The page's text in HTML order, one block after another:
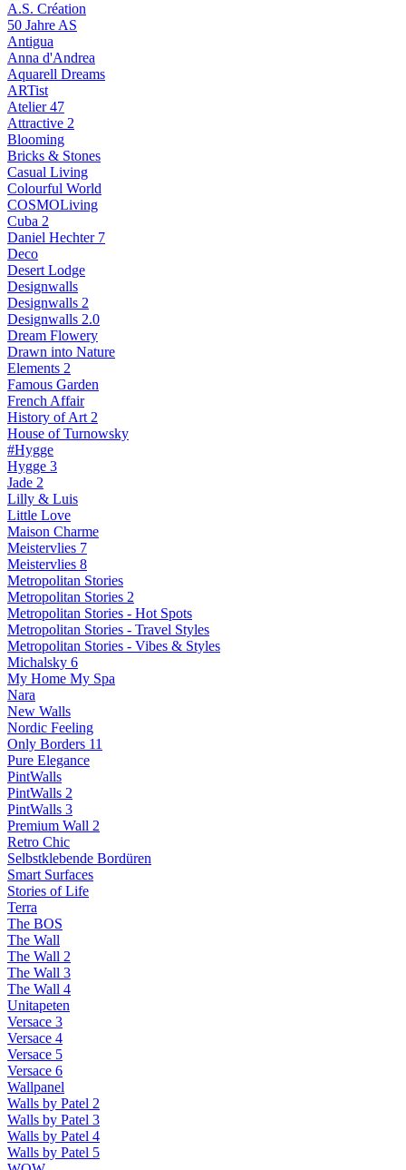
A.S. Création
50 Jahre AS
Antigua
Anna d'Andrea
Aquarell Dreams
ARTist
Atelier 47
Attractive 2
Blooming
Bricks & Stones
Casual Living
Colourful World
COSMOLiving
Cuba 2
Daniel Hechter 7
Deco
Desert Lodge
Designwalls
Designwalls 2
Designwalls 2.0
Dream Flowery
Drawn into Nature
Elements 2
Famous Garden
French Affair
History of Art 2
House of Turnowsky
#Hygge
Hygge 3
Jade 2
Lilly & Luis
Little Love
Maison Charme
Meistervlies 7
Meistervlies 8
Metropolitan Stories
Metropolitan Stories 2
Metropolitan Stories - Hot Spots
Metropolitan Stories - Travel Styles
Metropolitan Stories - Vibes & Styles
Michalsky 6
My Home My Spa
Nara
New Walls
Nordic Feeling
Only Borders 11
Pure Elegance
PintWalls
PintWalls 2
PintWalls 3
Premium Wall 2
Retro Chic
Selbstklebende Bordüren
Smart Surfaces
Stories of Life
Terra
The BOS
The Wall
The Wall 2
The Wall 3
The Wall 4
Unitapeten
Versace 3
Versace 4
Versace 5
Versace 6
Wallpanel
Walls by Patel 2
Walls by Patel 3
Walls by Patel 4
Walls by Patel 5